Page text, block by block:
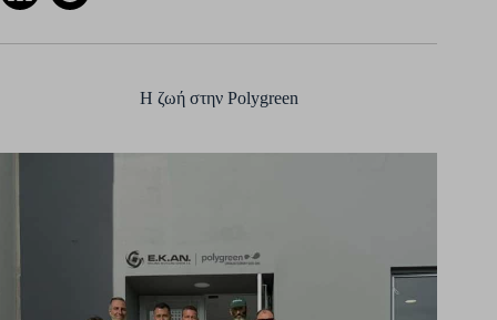
Η ζωή στην Polygreen